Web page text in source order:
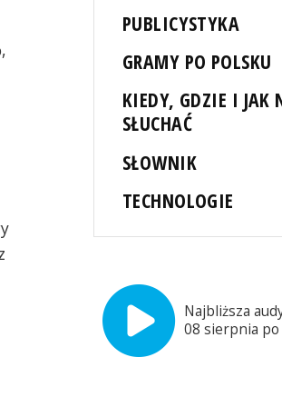
PUBLICYSTYKA
GRAMY PO POLSKU
KIEDY, GDZIE I JAK
SŁUCHAĆ
SŁOWNIK
TECHNOLOGIE
Najbliższa
08 sierpnia po